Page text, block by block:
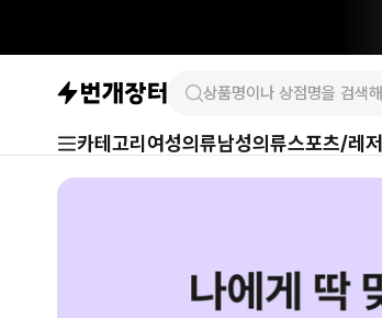
카테고리 여성의류남성의류스포츠/레저